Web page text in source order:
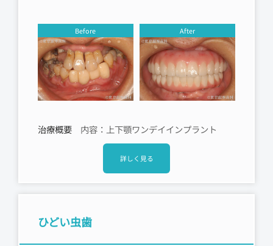
Before After
治療概要 内容：上下顎ワンデイインプラント
詳しく見る
ひどい虫歯